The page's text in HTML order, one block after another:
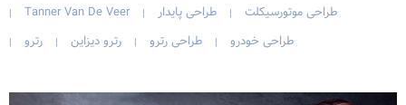
طراحی موتورسیکلت | طراحی پایدار |
Tanner Van De Veer
|
طراحی خودرو | طراحی رترو | رترو دیزاین | رترو |